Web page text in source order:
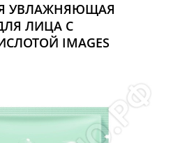
УВЛАЖНЯЮЩАЯ
ЛИЦА С
IMAGES